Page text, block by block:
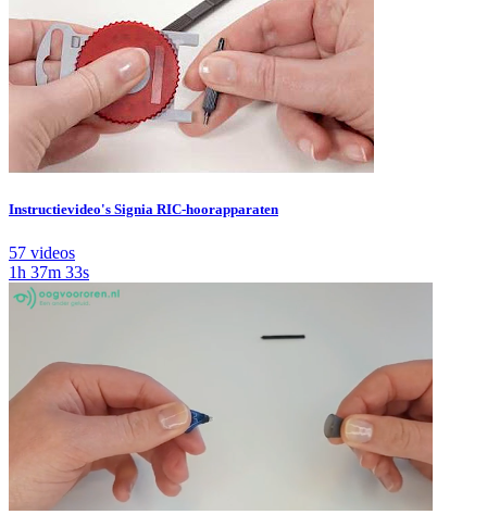
Instructievideo's Signia RIC-hoorapparaten
57 videos
1h 37m 33s